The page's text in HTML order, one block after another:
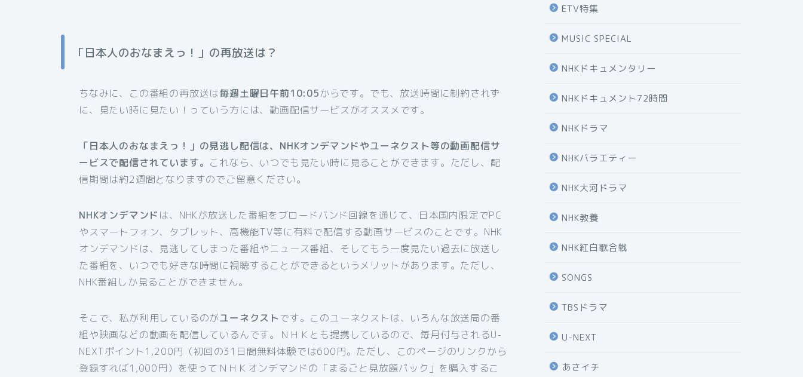
「日本人のおなまえっ！」の再放送は？
ちなみに、この番組の再放送は毎週土曜日午前10:05からです。でも、放送時間に制約されず
に、見たい時に見たい！っていう方には、動画配信サービスがオススメです。
「日本人のおなまえっ！」の見逃し配信は、NHKオンデマンドやユーネクスト等の動画配信サ
ービスで配信されています。 これなら、いつでも見たい時に見ることができます。ただし、配
信期間は約2週間となりますのでご留意ください。
NHKオンデマンド は、NHKが放送した番組をブロードバンド回線を通じて、日本国内限定でPC
やスマートフォン、タブレット、高機能TV等に有料で配信する動画サービスのことです。NHK
オンデマンドは、見逃してしまった番組やニュース番組、そしてもう一度見たい過去に放送し
た番組を、いつでも好きな時間に視聴することができるというメリットがあります。ただし、
NHK番組しか見ることができません。
そこで、私が利用しているのがユーネクストです。このユーネクストは、いろんな放送局の番
組や映画などの動画を配信しているんです。ＮＨＫとも提携しているので、毎月付与されるU-
NEXTポイント1,200円（初回の31日間無料体験では600円。ただし、このページのリンクから
登録すれば1,000円）を使ってＮＨＫオンデマンドの「まるごと見放題パック」を購入するこ
ETV特集
MUSIC SPECIAL
NHKドキュメンタリー
NHKドキュメント72時間
NHKドラマ
NHKバラエティー
NHK大河ドラマ
NHK教養
NHK紅白歌合戦
SONGS
TBSドラマ
U-NEXT
あさイチ